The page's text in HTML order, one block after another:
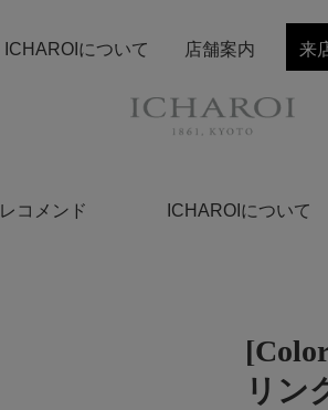
レコメンド ICHAROIについて
ICHAROIについて 店舗案内 来
リン